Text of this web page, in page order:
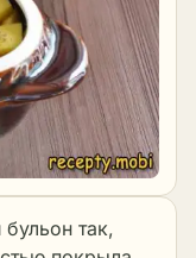
так,